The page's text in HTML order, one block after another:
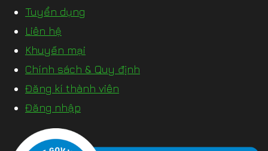
Tuyển dụng
Liên hệ
Khuyến mại
Chính sách & Quy định
Đăng kí thành viên
Đăng nhập